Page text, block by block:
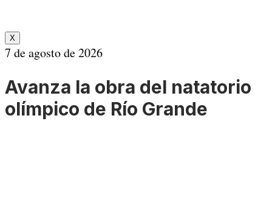
X
7 de agosto de 2026
Avanza la obra del natatorio
olímpico de Río Grande